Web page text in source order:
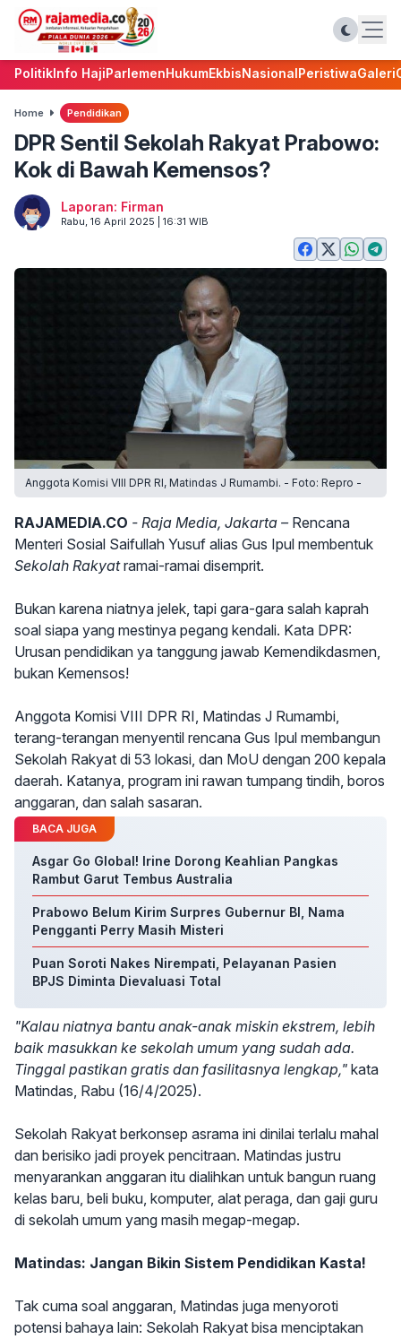
PolitikInfo HajiParlemenHukumEkbisNasionalPeristiwaGaleri
Home Pendidikan
DPR Sentil Sekolah Rakyat Prabowo:
Kok di Bawah Kemensos?
Laporan: Firman
Rabu, 16 April 2025 | 16:31 WIB
Anggota Komisi VIII DPR RI, Matindas J Rumambi. - Foto: Repro -
RAJAMEDIA.CO - Raja Media, Jakarta –Rencana
Menteri Sosial Saifullah Yusuf alias Gus Ipul membentuk
Sekolah Rakyatramai-ramai disemprit.
Bukan karena niatnya jelek, tapi gara-gara salah kaprah
soal siapa yang mestinya pegang kendali. Kata DPR:
Urusan pendidikan ya tanggung jawab Kemendikdasmen,
bukan Kemensos!
Anggota Komisi VIII DPR RI, Matindas J Rumambi,
terang-terangan menyentil rencana Gus Ipul membangun
Sekolah Rakyat di 53 lokasi, dan MoU dengan 200 kepala
daerah. Katanya, program ini rawan tumpang tindih, boros
anggaran, dan salah sasaran.
BACA JUGA
Asgar Go Global! Irine Dorong Keahlian Pangkas
Rambut Garut Tembus Australia
Prabowo Belum Kirim Surpres Gubernur BI, Nama
Pengganti Perry Masih Misteri
Puan Soroti Nakes Nirempati, Pelayanan Pasien
BPJS Diminta Dievaluasi Total
"Kalau niatnya bantu anak-anak miskin ekstrem, lebih
baik masukkan ke sekolah umum yang sudah ada.
Tinggal pastikan gratis dan fasilitasnya lengkap," kata
Matindas, Rabu (16/4/2025).
Sekolah Rakyat berkonsep asrama ini dinilai terlalu mahal
dan berisiko jadi proyek pencitraan. Matindas justru
menyarankan anggaran itu dialihkan untuk bangun ruang
kelas baru, beli buku, komputer, alat peraga, dan gaji guru
di sekolah umum yang masih megap-megap.
Matindas: Jangan Bikin Sistem Pendidikan Kasta!
Tak cuma soal anggaran, Matindas juga menyoroti
potensi bahaya lain: Sekolah Rakyat bisa menciptakan